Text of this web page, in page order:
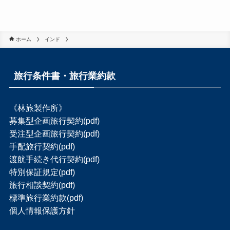
ホーム インド
旅行条件書・旅行業約款
《林旅製作所》
募集型企画旅行契約(pdf)
受注型企画旅行契約(pdf)
手配旅行契約(pdf)
渡航手続き代行契約(pdf)
特別保証規定(pdf)
旅行相談契約(pdf)
標準旅行業約款(pdf)
個人情報保護方針